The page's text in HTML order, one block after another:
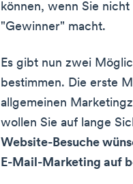
können, wenn Sie
"Gewinner" macht.
Es gibt nun zwei
bestimmen. Die erste
allgemeinen
wollen Sie auf lange
Website-Besuche
E-Mail-Marketing auf